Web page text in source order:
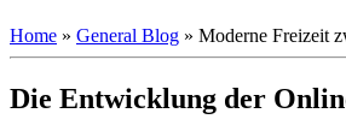
Home » General Blog » Moderne Freizeit
Die Entwicklung der